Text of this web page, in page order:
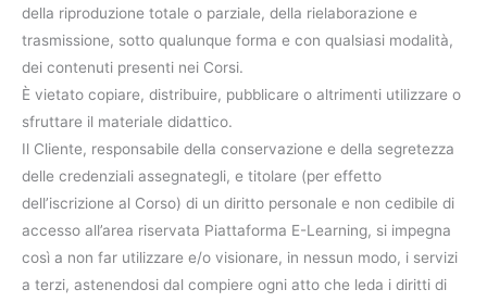
della riproduzione totale o parziale, della rielaborazione e
trasmissione, sotto qualunque forma e con qualsiasi modalità,
dei contenuti presenti nei Corsi.
È vietato copiare, distribuire, pubblicare o altrimenti utilizzare o
sfruttare il materiale didattico.
Il Cliente, responsabile della conservazione e della segretezza
delle credenziali assegnategli, e titolare (per effetto
dell’iscrizione al Corso) di un diritto personale e non cedibile di
accesso all’area riservata Piattaforma E-Learning, si impegna
così a non far utilizzare e/o visionare, in nessun modo, i servizi
a terzi, astenendosi dal compiere ogni atto che leda i diritti di